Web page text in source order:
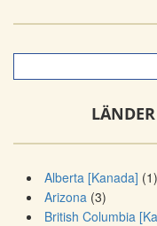
Alberta [Kanada] (1)
Arizona (3)
British Columbia